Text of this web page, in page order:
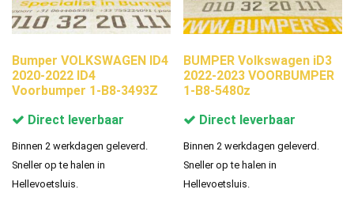
Bumper VOLKSWAGEN ID4
2020-2022 ID4
Voorbumper 1-B8-3493Z
Direct leverbaar
Binnen 2 werkdagen geleverd.
Sneller op te halen in
Hellevoetsluis.
BUMPER Volkswagen iD3
2022-2023 VOORBUMPER
1-B8-5480z
Direct leverbaar
Binnen 2 werkdagen geleverd.
Sneller op te halen in
Hellevoetsluis.